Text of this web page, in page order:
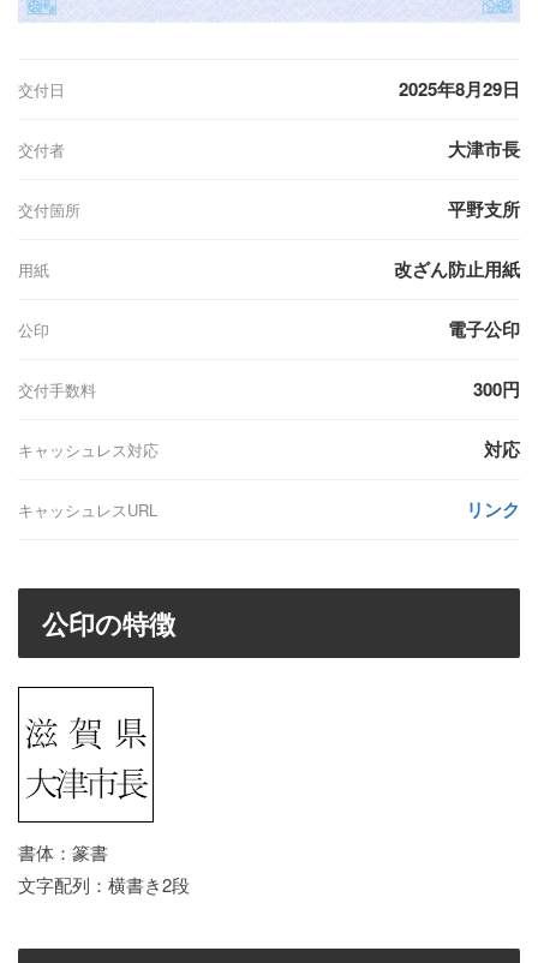
交付日 2025年8月29日
交付者 大津市長
交付箇所 平野支所
用紙 改ざん防止用紙
公印 電子公印
交付手数料 300円
キャッシュレス対応 対応
キャッシュレスURL リンク
公印の特徴
書体：篆書
文字配列：横書き2段